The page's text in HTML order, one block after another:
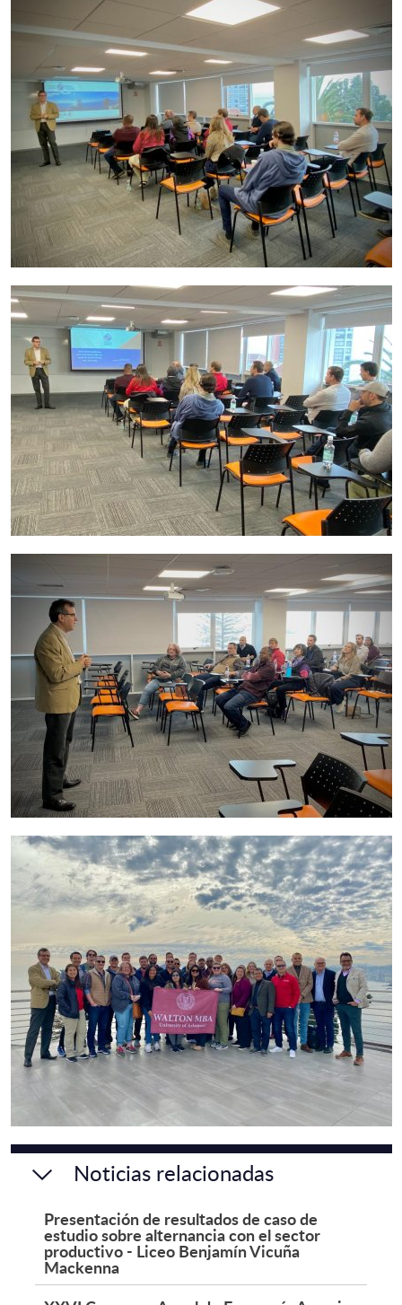
Noticias relacionadas
Presentación de resultados de caso de
estudio sobre alternancia con el sector
productivo - Liceo Benjamín Vicuña
Mackenna